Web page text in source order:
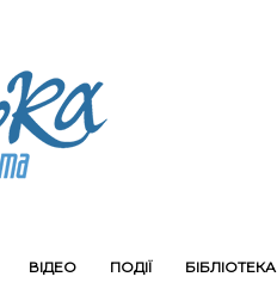
ВІДЕО ПОДІЇ БІБЛІОТЕКА